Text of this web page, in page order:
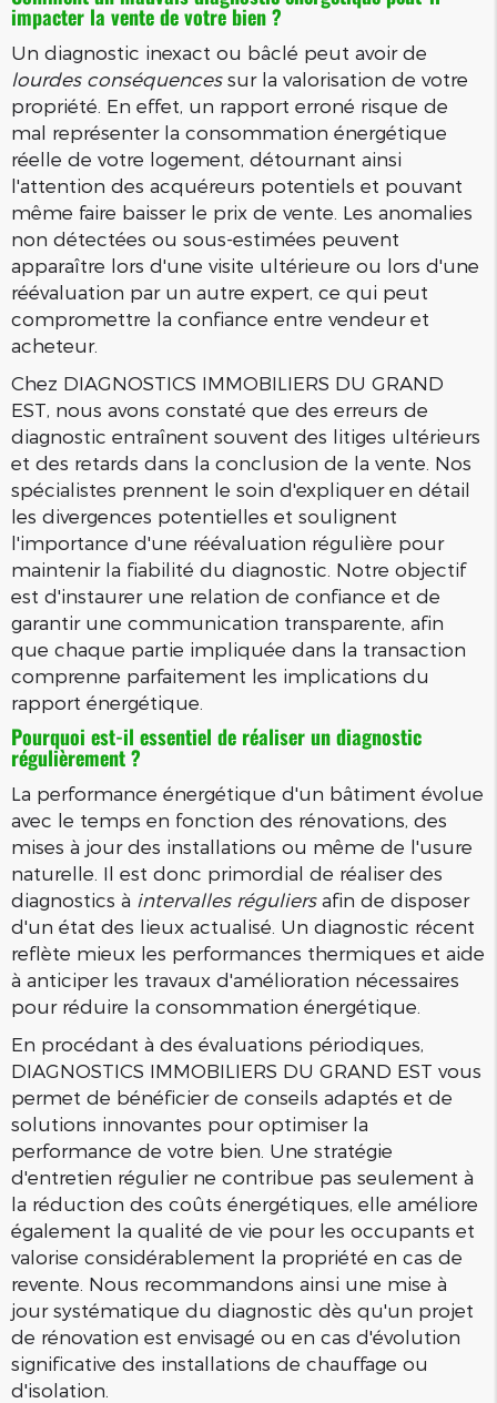
impacter la vente de votre bien ?
Un diagnostic inexact ou bâclé peut avoir de
lourdes conséquencessur la valorisation de votre
propriété. En effet, un rapport erroné risque de
mal représenter la consommation énergétique
réelle de votre logement, détournant ainsi
l'attention des acquéreurs potentiels et pouvant
même faire baisser le prix de vente. Les anomalies
non détectées ou sous-estimées peuvent
apparaître lors d'une visite ultérieure ou lors d'une
réévaluation par un autre expert, ce qui peut
compromettre la confiance entre vendeur et
acheteur.
Chez DIAGNOSTICS IMMOBILIERS DU GRAND
EST, nous avons constaté que des erreurs de
diagnostic entraînent souvent des litiges ultérieurs
et des retards dans la conclusion de la vente. Nos
spécialistes prennent le soin d'expliquer en détail
les divergences potentielles et soulignent
l'importance d'une réévaluation régulière pour
maintenir la fiabilité du diagnostic. Notre objectif
est d'instaurer une relation de confiance et de
garantir une communication transparente, afin
que chaque partie impliquée dans la transaction
comprenne parfaitement les implications du
rapport énergétique.
Pourquoi est-il essentiel de réaliser un diagnostic
régulièrement ?
La performance énergétique d'un bâtiment évolue
avec le temps en fonction des rénovations, des
mises à jour des installations ou même de l'usure
naturelle. Il est donc primordial de réaliser des
diagnostics à intervalles réguliersafin de disposer
d'un état des lieux actualisé. Un diagnostic récent
reflète mieux les performances thermiques et aide
à anticiper les travaux d'amélioration nécessaires
pour réduire la consommation énergétique.
En procédant à des évaluations périodiques,
DIAGNOSTICS IMMOBILIERS DU GRAND EST vous
permet de bénéficier de conseils adaptés et de
solutions innovantes pour optimiser la
performance de votre bien. Une stratégie
d'entretien régulier ne contribue pas seulement à
la réduction des coûts énergétiques, elle améliore
également la qualité de vie pour les occupants et
valorise considérablement la propriété en cas de
revente. Nous recommandons ainsi une mise à
jour systématique du diagnostic dès qu'un projet
de rénovation est envisagé ou en cas d'évolution
significative des installations de chauffage ou
d'isolation.